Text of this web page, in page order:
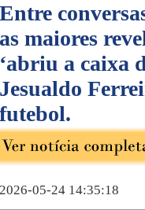
Entre
as maiores
‘abriu a caixa
Jesualdo
futebol.
2026-05-24 14:35:18